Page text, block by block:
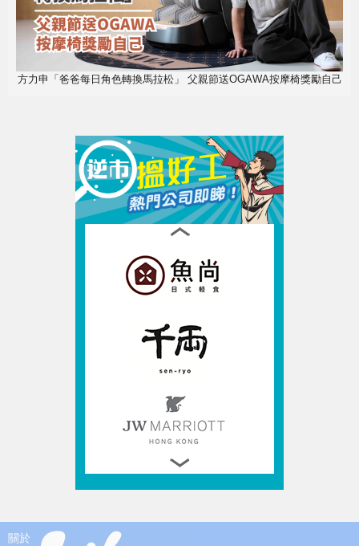
方力申「爸爸每日角色轉換馬拉松」 父親節送OGAWA按摩椅獎勵自己
關於